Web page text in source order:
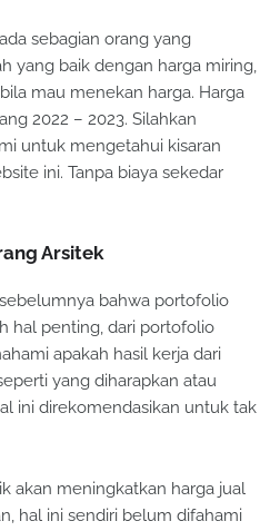
sebagian orang yang
yang baik dengan harga miring,
mau menekan harga. Harga
2022 – 2023. Silahkan
untuk mengetahui kisaran
ini. Tanpa biaya sekedar
Arsitek
bahwa portofolio
hal penting, dari portofolio
apakah hasil kerja dari
yang diharapkan atau
ini direkomendasikan untuk tak
akan meningkatkan harga jual
hal ini sendiri belum difahami